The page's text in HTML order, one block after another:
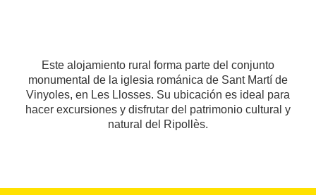
Este alojamiento rural forma parte del conjunto
monumental de la iglesia románica de Sant Martí de
Vinyoles, en Les Llosses. Su ubicación es ideal para
hacer excursiones y disfrutar del patrimonio cultural y
natural del Ripollès.